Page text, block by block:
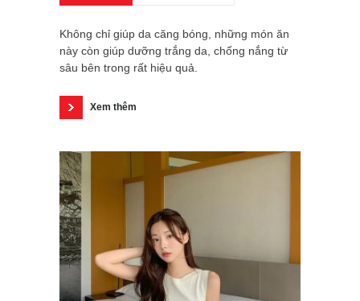
Không chỉ giúp da căng bóng, những món ăn
này còn giúp dưỡng trắng da, chống nắng từ
sâu bên trong rất hiệu quả.
Xem thêm